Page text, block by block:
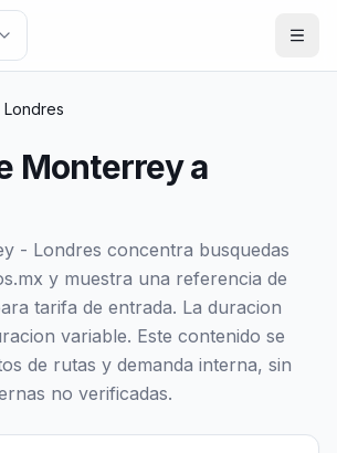
Londres
Monterrey a
- Londres concentra busquedas
y muestra una referencia de
tarifa de entrada. La duracion
variable. Este contenido se
de rutas y demanda interna, sin
no verificadas.